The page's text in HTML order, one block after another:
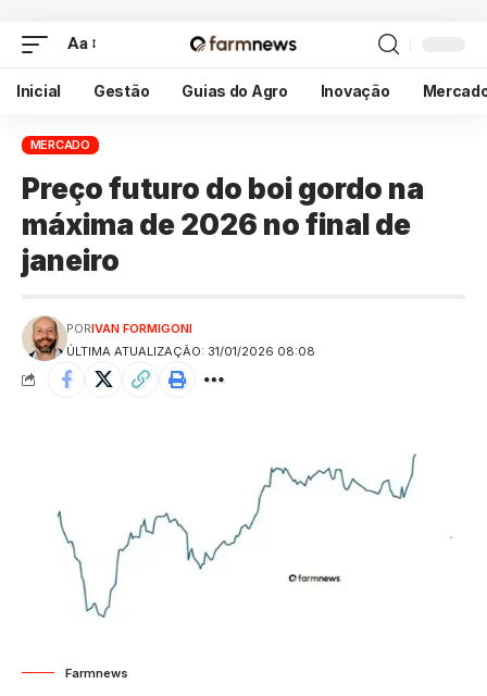
Aa
Inicial Gestão Guias do Agro Inovação
MERCADO
Preço futuro do boi gordo na
máxima de 2026 no final de
janeiro
ÚLTIMA ATUALIZAÇÃO: 31/01/2026 08:08
PORIVAN FORMIGONI
Farmnews